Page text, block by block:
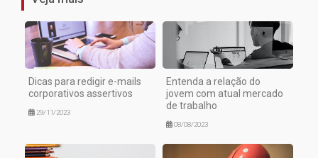
Dicas para redigir e-mails
corporativos assertivos
29/11/2023
Entenda a relação do
jovem com atual mercado
de trabalho
08/08/2023